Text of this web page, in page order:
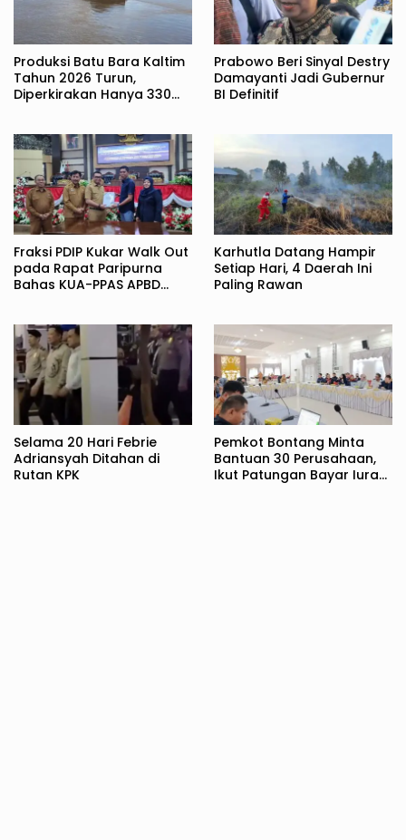
Produksi Batu Bara Kaltim
Tahun 2026 Turun,
Diperkirakan Hanya 330
Prabowo Beri Sinyal Destry
Damayanti Jadi Gubernur
BI Definitif
Fraksi PDIP Kukar Walk Out
pada Rapat Paripurna
Bahas KUA-PPAS APBD
Karhutla Datang Hampir
Setiap Hari, 4 Daerah Ini
Paling Rawan
Selama 20 Hari Febrie
Adriansyah Ditahan di
Rutan KPK
Pemkot Bontang Minta
Bantuan 30 Perusahaan,
Ikut Patungan Bayar Iuran